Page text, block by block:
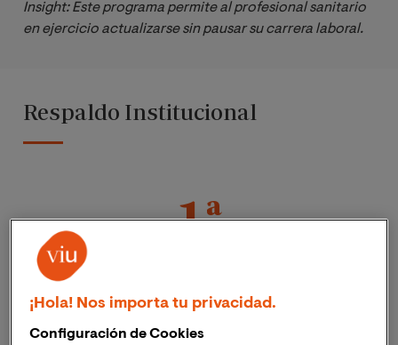
Insight: Este programa permite al profesional sanitario
en ejercicio actualizarse sin pausar su carrera laboral.
Respaldo Institucional
1ª
Ciencias de la Salud*
¡Hola! Nos importa tu privacidad.
Configuración de Cookies